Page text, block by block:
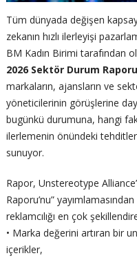
Tüm dünyada değişen
zekanın hızlı ilerleyişi
BM Kadın Birimi tarafından
2026 Sektör Durum Raporu
markaların, ajansların ve
yöneticilerinin görüşlerine
bugünkü durumuna, hangi
ilerlemenin önündeki
sunuyor.
Rapor, Unstereotype
Raporu’nu”
reklamcılığı en çok
• Marka değerini artıran bir
içerikler,